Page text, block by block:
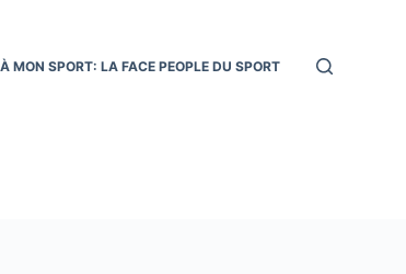
MON SPORT: LA FACE PEOPLE DU SPORT